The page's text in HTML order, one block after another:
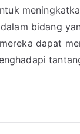
bidang
dapat